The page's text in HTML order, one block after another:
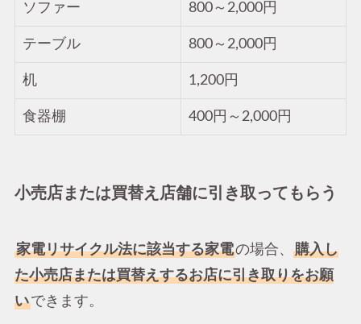
ソファー 800～2,000円
テーブル 800～2,000円
机 1,200円
食器棚 400円～2,000円
小売店または買替え店舗に引き取ってもらう
家電リサイクル法に該当する家電の場合、
購入し
た小売店または買替えするお店に引き取りをお願
いできます。